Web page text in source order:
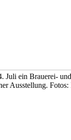
Juli ein Brauerei-
Ausstellung. Fotos: